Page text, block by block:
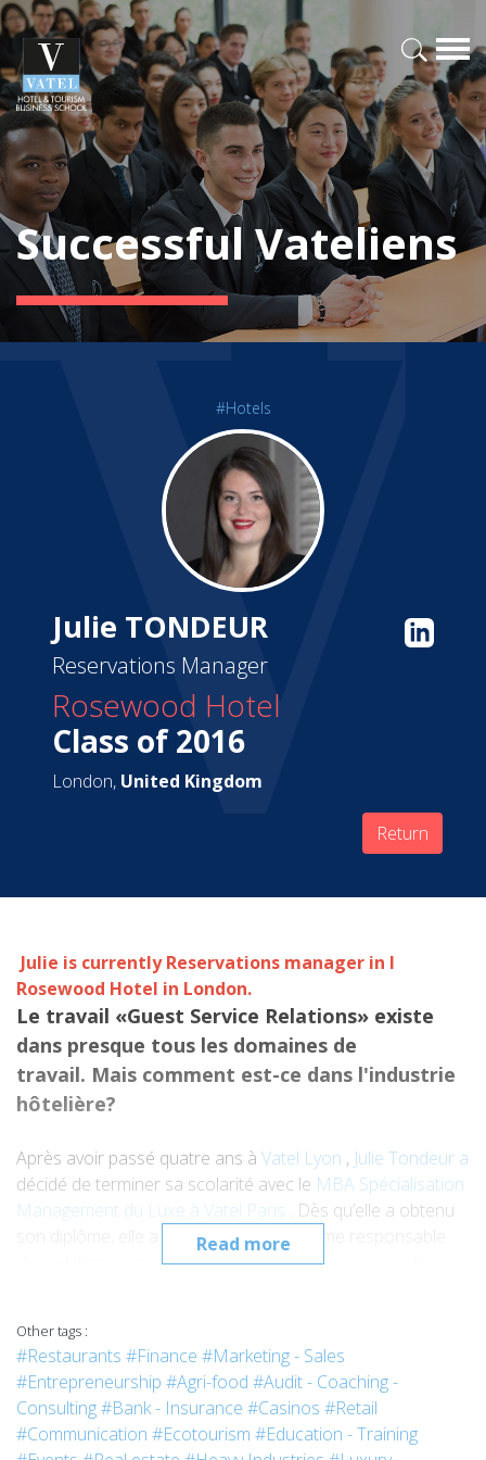
Successful Vateliens
#Hotels
Julie TONDEUR
Reservations Manager
Rosewood Hotel
Class of 2016
London, United Kingdom
Return
Read more
Julie is currently Reservations manager in l
Rosewood Hotel in London.
Le travail «Guest Service Relations» existe
dans presque tous les domaines de
travail. Mais comment est-ce dans l'industrie
hôtelière?
Après avoir passé quatre ans à Vatel Lyon , Julie Tondeur a
décidé de terminer sa scolarité avec le MBA Spécialisation
Management du Luxe à Vatel Paris . Dès qu’elle a obtenu
son diplôme, elle a été embauchée comme responsable
lesclientsdel’hôtel Rosewood
département, en février 2018.
Other tags :
#Restaurants #Finance #Marketing - Sales
#Entrepreneurship #Agri-food #Audit - Coaching -
Consulting#Bank - Insurance #Casinos #Retail
#Communication #Ecotourism #Education - Training